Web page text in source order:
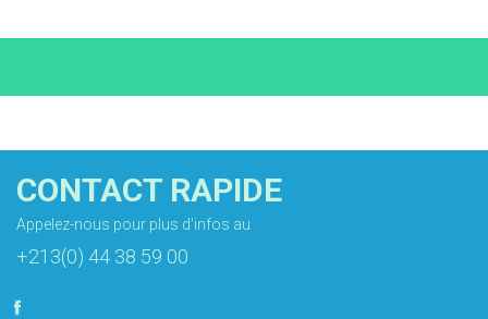
CONTACT RAPIDE
Appelez-nous pour plus d'infos au
+213(0) 44 38 59 00